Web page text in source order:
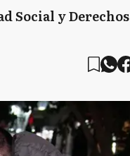
Social y Derechos